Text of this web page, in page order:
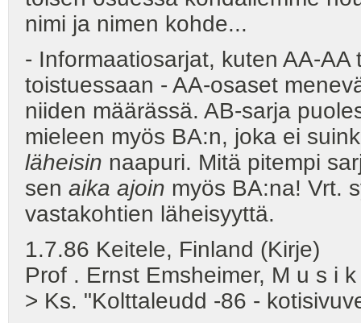
nimi ja nimen kohde...
- Informaatiosarjat, kuten AA-
toistuessaan - AA-osaset
niiden määrässä. AB-sarja
mieleen myös BA:n, joka ei
läheisin naapuri. Mitä pitempi
sen aika ajoin myös BA:na! Vrt.
vastakohtien läheisyyttä.
1.7.86 Keitele, Finland
Prof . Ernst Emsheimer, M u
> Ks. "Kolttaleudd -86 -